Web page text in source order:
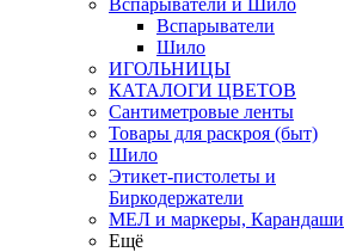
Вспарыватели и Шило
Вспарыватели
Шило
ИГОЛЬНИЦЫ
КАТАЛОГИ ЦВЕТОВ
Сантиметровые ленты
Товары для раскроя (быт)
Шило
Этикет-пистолеты и
Биркодержатели
МЕЛ и маркеры, Карандаши
Ещё